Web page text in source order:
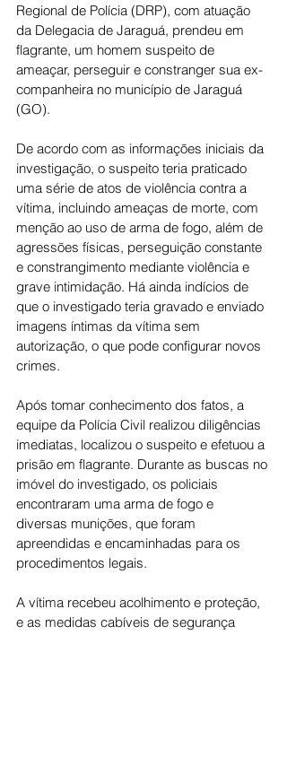
Regional de Polícia (DRP), com atuação
da Delegacia de Jaraguá, prendeu em
flagrante, um homem suspeito de
ameaçar, perseguir e constranger sua ex-
companheira no município de Jaraguá
(GO).
De acordo com as informações iniciais da
investigação, o suspeito teria praticado
uma série de atos de violência contra a
vítima, incluindo ameaças de morte, com
menção ao uso de arma de fogo, além de
agressões físicas, perseguição constante
e constrangimento mediante violência e
grave intimidação. Há ainda indícios de
que o investigado teria gravado e enviado
imagens íntimas da vítima sem
autorização, o que pode configurar novos
crimes.
Após tomar conhecimento dos fatos, a
equipe da Polícia Civil realizou diligências
imediatas, localizou o suspeito e efetuou a
prisão em flagrante. Durante as buscas no
imóvel do investigado, os policiais
encontraram uma arma de fogo e
diversas munições, que foram
apreendidas e encaminhadas para os
procedimentos legais.
A vítima recebeu acolhimento e proteção,
e as medidas cabíveis de segurança